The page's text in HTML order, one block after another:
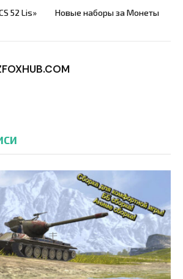
52 Lis» Новые наборы за Монеты